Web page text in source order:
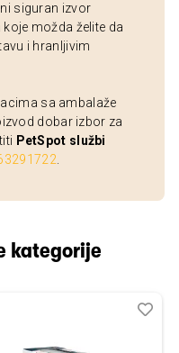
siguran izvor
možda želite da
i hranljivim
sa ambalaže
dobar izbor za
PetSpot službi
kategorije